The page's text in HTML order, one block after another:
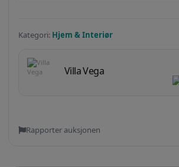
Kategori: Hjem & Interiør
Villa Vega
Rapporter auksjonen